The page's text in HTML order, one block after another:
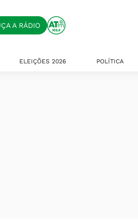
A RÁDIO
ELEIÇÕES 2026 POLÍTICA